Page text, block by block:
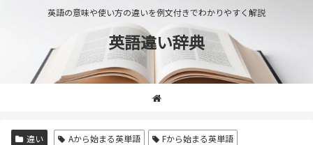
英語の意味や使い方の違いを例文付きでわかりやすく解説
英語違い辞典
違い Aから始まる英単語 Fから始まる英単語